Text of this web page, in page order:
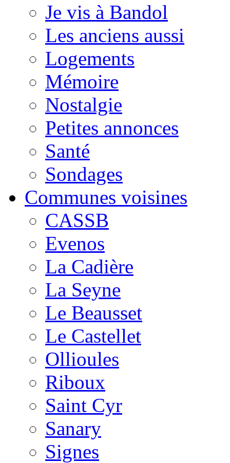
Je vis à Bandol
Les anciens aussi
Logements
Mémoire
Nostalgie
Petites annonces
Santé
Sondages
Communes voisines
CASSB
Evenos
La Cadière
La Seyne
Le Beausset
Le Castellet
Ollioules
Riboux
Saint Cyr
Sanary
Signes